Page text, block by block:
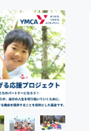
・写真
ジー・ガジェット
映画
ス・起業